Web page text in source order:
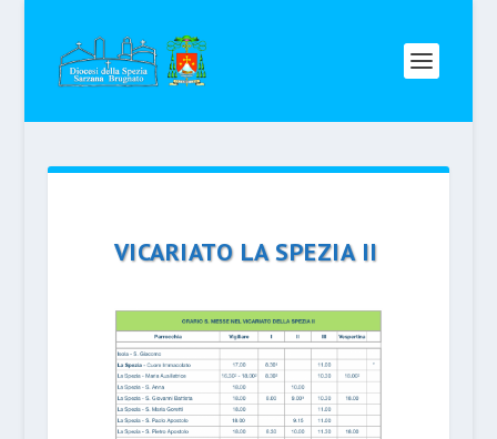
VICARIATO LA SPEZIA II